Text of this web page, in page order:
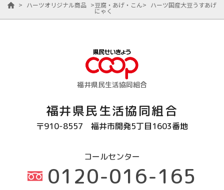
> ハーツオリジナル商品 >豆腐・あげ・こん
にゃく
> ハーツ国産大豆うすあげ
福井県民生活協同組合
福井県民生活協同組合
〒910-8557 福井市開発5丁目1603番地
コールセンター
0120-016-165